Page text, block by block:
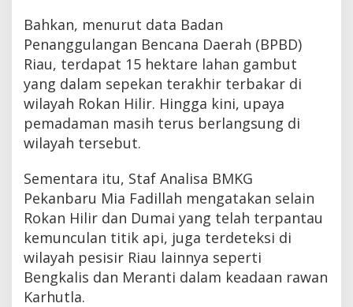
Bahkan, menurut data Badan
Penanggulangan Bencana Daerah (BPBD)
Riau, terdapat 15 hektare lahan gambut
yang dalam sepekan terakhir terbakar di
wilayah Rokan Hilir. Hingga kini, upaya
pemadaman masih terus berlangsung di
wilayah tersebut.
Sementara itu, Staf Analisa BMKG
Pekanbaru Mia Fadillah mengatakan selain
Rokan Hilir dan Dumai yang telah terpantau
kemunculan titik api, juga terdeteksi di
wilayah pesisir Riau lainnya seperti
Bengkalis dan Meranti dalam keadaan rawan
Karhutla.